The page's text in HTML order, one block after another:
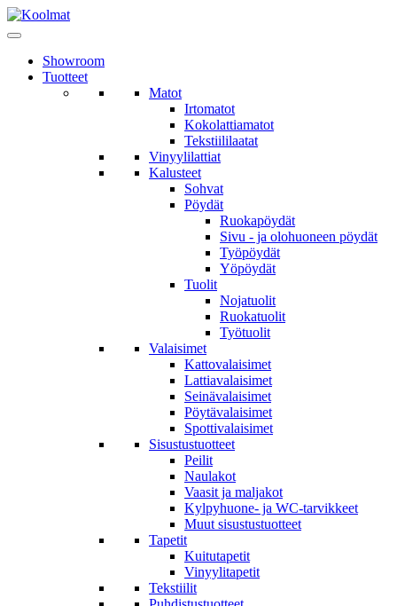
Showroom
Tuotteet
Matot
Irtomatot
Kokolattiamatot
Tekstiililaatat
Vinyylilattiat
Kalusteet
Sohvat
Pöydät
Ruokapöydät
Sivu - ja olohuoneen pöydät
Työpöydät
Yöpöydät
Tuolit
Nojatuolit
Ruokatuolit
Työtuolit
Valaisimet
Kattovalaisimet
Lattiavalaisimet
Seinävalaisimet
Pöytävalaisimet
Spottivalaisimet
Sisustustuotteet
Peilit
Naulakot
Vaasit ja maljakot
Kylpyhuone- ja WC-tarvikkeet
Muut sisustustuotteet
Tapetit
Kuitutapetit
Vinyylitapetit
Tekstiilit